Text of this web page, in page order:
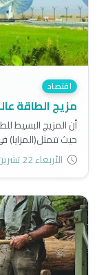
اقتصاد
مزيج الطاقة
أن المزيج البسيط
حيث
على الطاقة
البيئي الناجم عن
الاجتماعية ما بين
الأربعاء 22 تشرين الثاني 2017